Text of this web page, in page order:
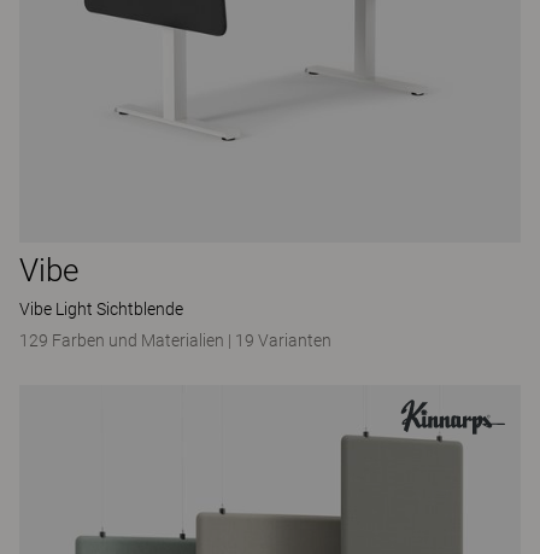
Vibe
Vibe Light Sichtblende
129 Farben und Materialien | 19 Varianten